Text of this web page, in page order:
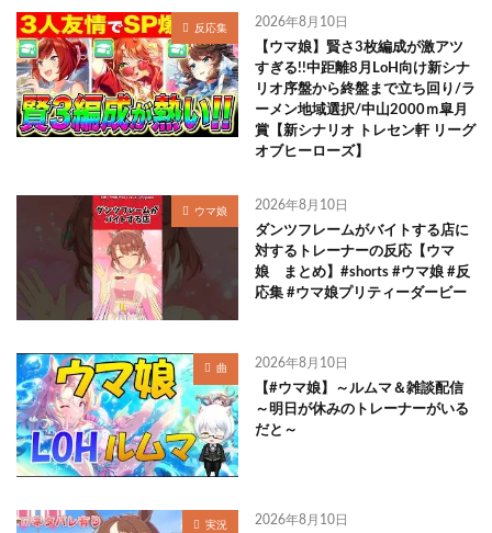
反応集 2026年8月10日
【ウマ娘】賢さ3枚編成が激アツ
すぎる!!中距離8月LoH向け新シナ
リオ序盤から終盤まで立ち回り/ラ
ーメン地域選択/中山2000ｍ皐月
賞【新シナリオ トレセン軒 リーグ
オブヒーローズ】
ウマ娘 2026年8月10日
ダンツフレームがバイトする店に
対するトレーナーの反応【ウマ
娘 まとめ】#shorts #ウマ娘 #反
応集 #ウマ娘プリティーダービー
曲 2026年8月10日
【#ウマ娘】～ルムマ＆雑談配信
～明日が休みのトレーナーがいる
だと～
実況 2026年8月10日